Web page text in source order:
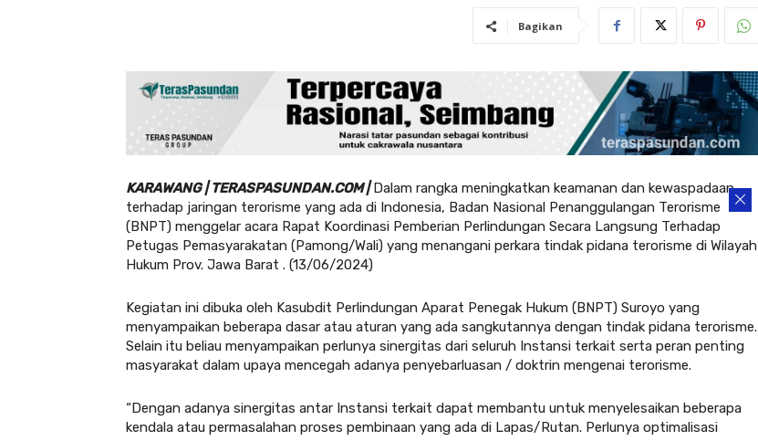
Bagikan
KARAWANG | TERASPASUNDAN.COM |Dalam rangka meningkatkan keamanan dan kewaspadaan
terhadap jaringan terorisme yang ada di Indonesia, Badan Nasional Penanggulangan Terorisme
(BNPT) menggelar acara Rapat Koordinasi Pemberian Perlindungan Secara Langsung Terhadap
Petugas Pemasyarakatan (Pamong/Wali) yang menangani perkara tindak pidana terorisme di Wilayah
Hukum Prov. Jawa Barat . (13/06/2024)
Kegiatan ini dibuka oleh Kasubdit Perlindungan Aparat Penegak Hukum (BNPT) Suroyo yang
menyampaikan beberapa dasar atau aturan yang ada sangkutannya dengan tindak pidana terorisme.
Selain itu beliau menyampaikan perlunya sinergitas dari seluruh Instansi terkait serta peran penting
masyarakat dalam upaya mencegah adanya penyebarluasan / doktrin mengenai terorisme.
“Dengan adanya sinergitas antar Instansi terkait dapat membantu untuk menyelesaikan beberapa
kendala atau permasalahan proses pembinaan yang ada di Lapas/Rutan. Perlunya optimalisasi